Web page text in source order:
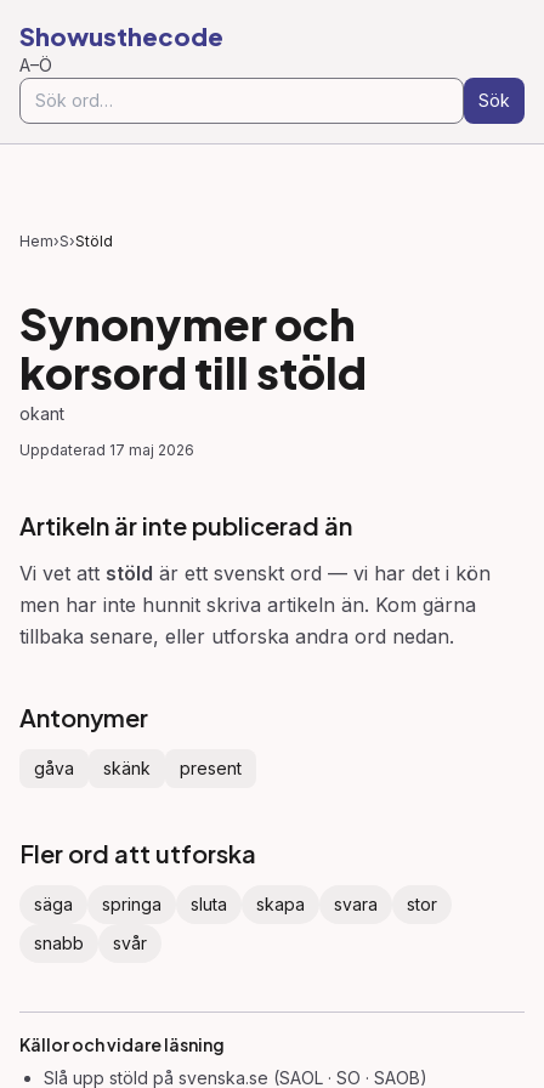
Showusthecode
A–Ö
Sök
Hem›S›Stöld
Synonymer och
korsord till stöld
okant
Uppdaterad 17 maj 2026
Artikeln är inte publicerad än
Vi vet att stöld är ett svenskt ord — vi har det i kön
men har inte hunnit skriva artikeln än. Kom gärna
tillbaka senare, eller utforska andra ord nedan.
Antonymer
gåva skänk present
Fler ord att utforska
säga springa sluta skapa svara
stor
snabb
svår
Källor och vidare läsning
Slå upp stöld på svenska.se (SAOL · SO · SAOB)